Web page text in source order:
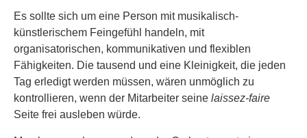
Es sollte sich um eine Person mit musikalisch-
künstlerischem Feingefühl handeln, mit
organisatorischen, kommunikativen und flexiblen
Fähigkeiten. Die tausend und eine Kleinigkeit, die jeden
Tag erledigt werden müssen, wären unmöglich zu
kontrollieren, wenn der Mitarbeiter seine laissez-faire
Seite frei ausleben würde.